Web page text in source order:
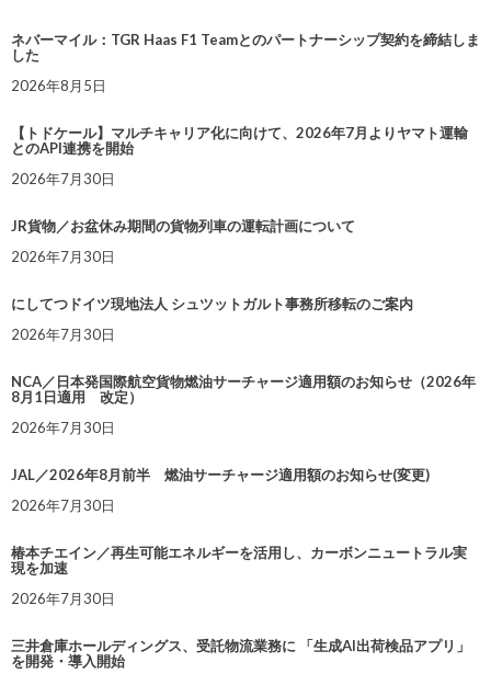
ネバーマイル：TGR Haas F1 Teamとのパートナーシップ契約を締結しま
した
2026年8月5日
【トドケール】マルチキャリア化に向けて、2026年7月よりヤマト運輸
とのAPI連携を開始
2026年7月30日
JR貨物／お盆休み期間の貨物列車の運転計画について
2026年7月30日
にしてつドイツ現地法人 シュツットガルト事務所移転のご案内
2026年7月30日
NCA／日本発国際航空貨物燃油サーチャージ適用額のお知らせ（2026年
8月1日適用 改定）
2026年7月30日
JAL／2026年8月前半 燃油サーチャージ適用額のお知らせ(変更)
2026年7月30日
椿本チエイン／再生可能エネルギーを活用し、カーボンニュートラル実
現を加速
2026年7月30日
三井倉庫ホールディングス、受託物流業務に 「生成AI出荷検品アプリ」
を開発・導入開始